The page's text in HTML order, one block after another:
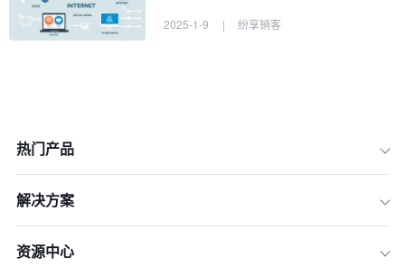
2025-1-9 | 纷享销客
热门产品
解决方案
资源中心